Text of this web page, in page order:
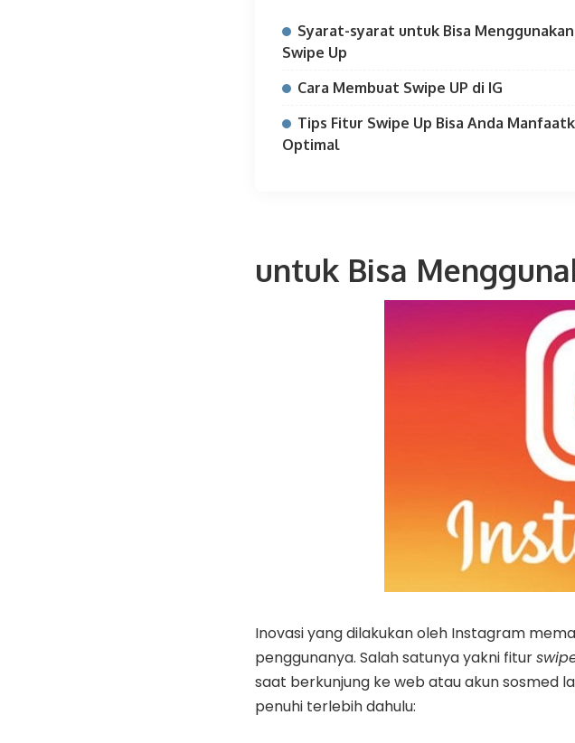
Syarat-syarat untuk Bisa
Swipe Up
Cara Membuat Swipe UP di IG
Tips Fitur Swipe Up Bisa Anda
Optimal
untuk Bisa
Inovasi yang dilakukan oleh Instagram
penggunanya. Salah satunya yakni fitur
saat berkunjung ke web atau akun sosmed
penuhi terlebih dahulu: